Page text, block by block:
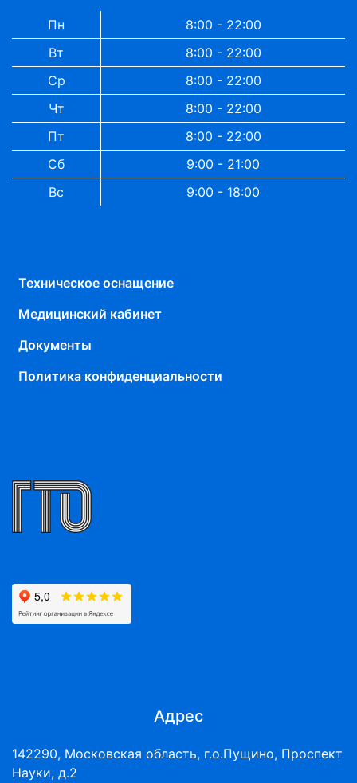
Пн
8:00 - 22:00
Вт
8:00 - 22:00
Ср
8:00 - 22:00
Чт
8:00 - 22:00
Пт
8:00 - 22:00
Сб
9:00 - 21:00
Вс
9:00 - 18:00
Техническое оснащение
Медицинский кабинет
Документы
Политика конфиденциальности
Адрес
142290, Московская область, г.о.Пущино, Проспект
Науки, д.2